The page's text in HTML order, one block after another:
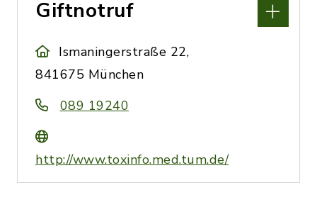
Giftnotruf
Ismaningerstraße 22,
841675 München
089 19240
http://www.toxinfo.med.tum.de/